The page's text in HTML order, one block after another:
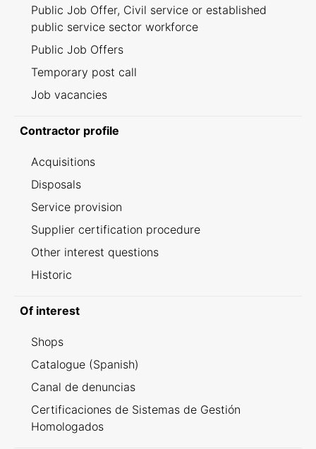
Public Job Offer, Civil service or established
public service sector workforce
Public Job Offers
Temporary post call
Job vacancies
Contractor profile
Acquisitions
Disposals
Service provision
Supplier certification procedure
Other interest questions
Historic
Of interest
Shops
Catalogue (Spanish)
Canal de denuncias
Certificaciones de Sistemas de Gestión
Homologados